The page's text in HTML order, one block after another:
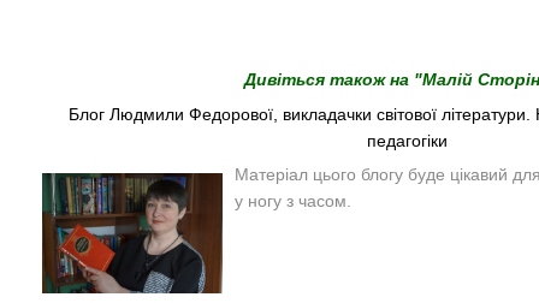
Дивіться також на "Малій
Блог Людмили Федорової, викладачки світової літератури.
педагогіки
Матеріал цього блогу буде цікавий
у ногу з часом.